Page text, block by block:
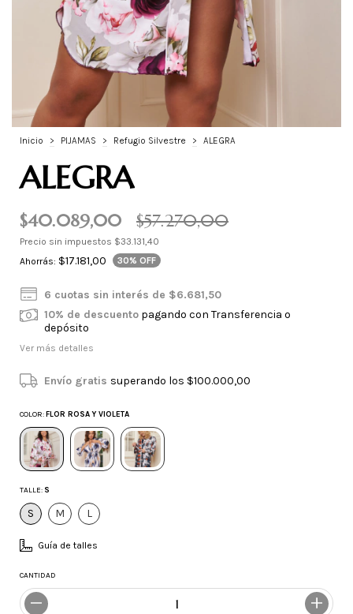
Inicio > PIJAMAS > Refugio Silvestre > ALEGRA
ALEGRA
$40.089,00 $57.270,00
Precio sin impuestos $33.131,40
Ahorrás: $17.181,00 30% OFF
6 cuotas sin interés de $6.681,50
10% de descuento pagando con Transferencia o
depósito
Ver más detalles
Envío gratis superando los $100.000,00
COLOR:FLOR ROSA Y VIOLETA
TALLE: S
S M L
Guía de talles
CANTIDAD